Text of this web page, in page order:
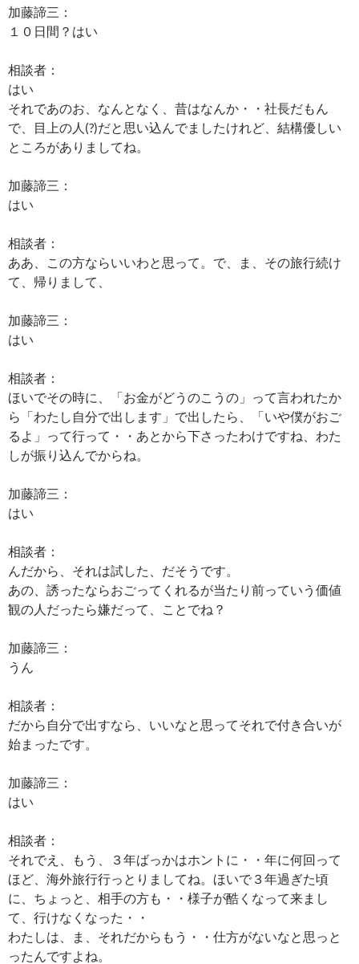
加藤諦三：
１０日間？はい
相談者：
はい
それであのお、なんとなく、昔はなんか・・社長だもん
で、目上の人(?)だと思い込んでましたけれど、結構優しい
ところがありましてね。
加藤諦三：
はい
相談者：
ああ、この方ならいいわと思って。で、ま、その旅行続け
て、帰りまして、
加藤諦三：
はい
相談者：
ほいでその時に、「お金がどうのこうの」って言われたか
ら「わたし自分で出します」で出したら、「いや僕がおご
るよ」って行って・・あとから下さったわけですね、わた
しが振り込んでからね。
加藤諦三：
はい
相談者：
んだから、それは試した、だそうです。
あの、誘ったならおごってくれるが当たり前っていう価値
観の人だったら嫌だって、ことでね？
加藤諦三：
うん
相談者：
だから自分で出すなら、いいなと思ってそれで付き合いが
始まったです。
加藤諦三：
はい
相談者：
それでえ、もう、３年ばっかはホントに・・年に何回って
ほど、海外旅行行っとりましてね。ほいで３年過ぎた頃
に、ちょっと、相手の方も・・様子が酷くなって来まし
て、行けなくなった・・
わたしは、ま、それだからもう・・仕方がないなと思っと
ったんですよね。